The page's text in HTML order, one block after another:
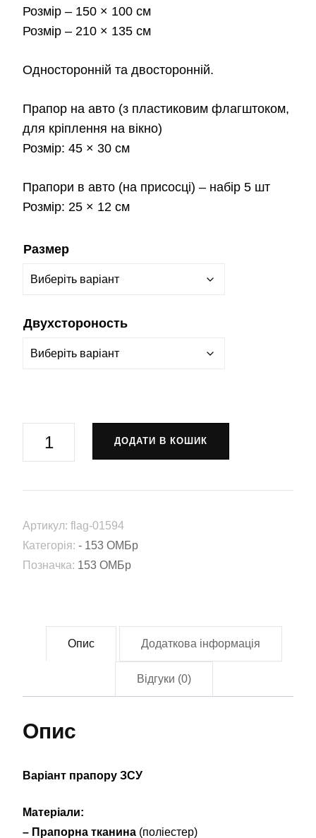
Розмір – 150 × 100 см
Розмір – 210 × 135 см
Односторонній та двосторонній.
Прапор на авто (з пластиковим флагштоком,
для кріплення на вікно)
Розмір: 45 × 30 см
Прапори в авто (на присосці) – набір 5 шт
Розмір: 25 × 12 см
Размер
Двухстороность
153-
окрема
бригада
(153
ОМБр)
01594)
кількість
ДОДАТИ В КОШИК
Артикул: flag-01594
Категорія: - 153 ОМБр
Позначка: 153 ОМБр
Опис Додаткова інформація
Відгуки (0)
Опис
Варіант прапору ЗСУ
Матеріали:
– Прапорна тканина (поліестер)